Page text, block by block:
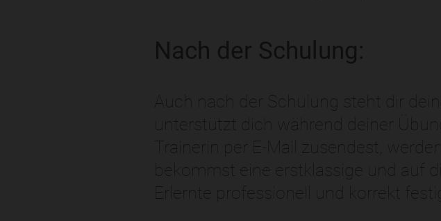
Nach der Schulung:
Auch nach der Schulung steht dir
unterstützt dich während deiner
Trainerin per E-Mail zusendest,
bekommst eine erstklassige und auf
Erlernte professionell und korrekt